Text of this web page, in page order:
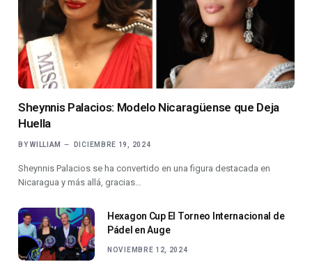
Sheynnis Palacios: Modelo Nicaragüense que Deja
Huella
BY WILLIAM DICIEMBRE 19, 2024
Sheynnis Palacios se ha convertido en una figura destacada en
Nicaragua y más allá, gracias…
Hexagon Cup El Torneo Internacional de
Pádel en Auge
NOVIEMBRE 12, 2024